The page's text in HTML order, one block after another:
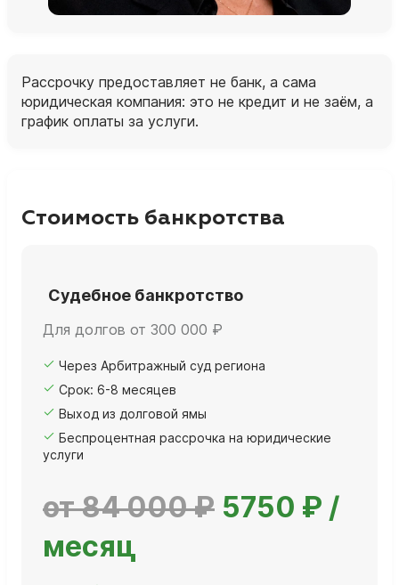
Рассрочку предоставляет не банк, а сама
юридическая компания: это не кредит и не заём, а
график оплаты за услуги.
Стоимость банкротства
Судебное банкротство
Для долгов от 300 000 ₽
Через Арбитражный суд региона
Срок: 6-8 месяцев
Выход из долговой ямы
Беспроцентная рассрочка на юридические
услуги
от 84 000 ₽ 5750 ₽ /
месяц